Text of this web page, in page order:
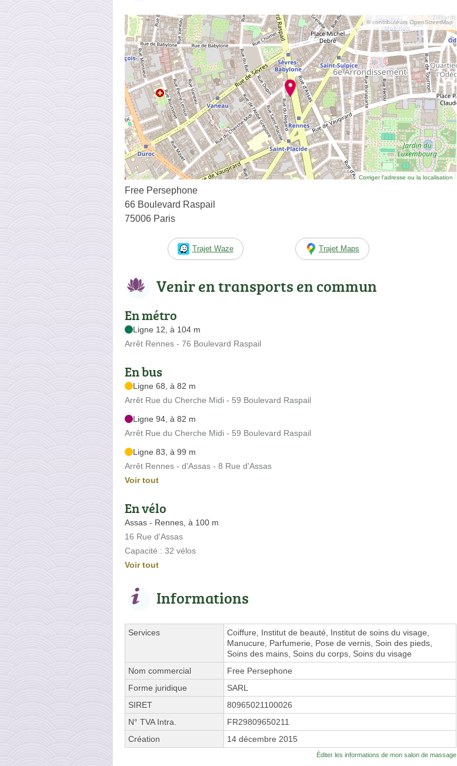
© contributeurs OpenStreetMap
Corriger l’adresse ou la localisation
Free Persephone
66 Boulevard Raspail
75006 Paris
Trajet Waze Trajet Maps
Venir en transports en commun
En métro
Ligne 12, à 104 m
Arrêt Rennes - 76 Boulevard Raspail
En bus
Ligne 68, à 82 m
Arrêt Rue du Cherche Midi - 59 Boulevard Raspail
Ligne 94, à 82 m
Arrêt Rue du Cherche Midi - 59 Boulevard Raspail
Ligne 83, à 99 m
Arrêt Rennes - d'Assas - 8 Rue d'Assas
Voir tout
En vélo
Assas - Rennes, à 100 m
16 Rue d'Assas
Capacité : 32 vélos
Voir tout
Informations
Services
Coiffure, Institut de beauté, Institut de soins du visage,
Manucure, Parfumerie, Pose de vernis, Soin des pieds,
Soins des mains, Soins du corps, Soins du visage
Nom commercial
Free Persephone
Forme juridique
SARL
SIRET
80965021100026
N° TVA Intra.
FR29809650211
Création
14 décembre 2015
Éditer les informations de mon salon de massage